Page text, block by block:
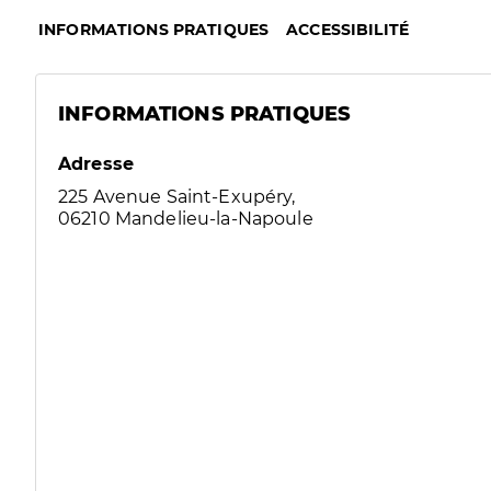
INFORMATIONS PRATIQUES ACCESSIBILITÉ
INFORMATIONS PRATIQUES
Adresse
225 Avenue Saint-Exupéry,
06210 Mandelieu-la-Napoule